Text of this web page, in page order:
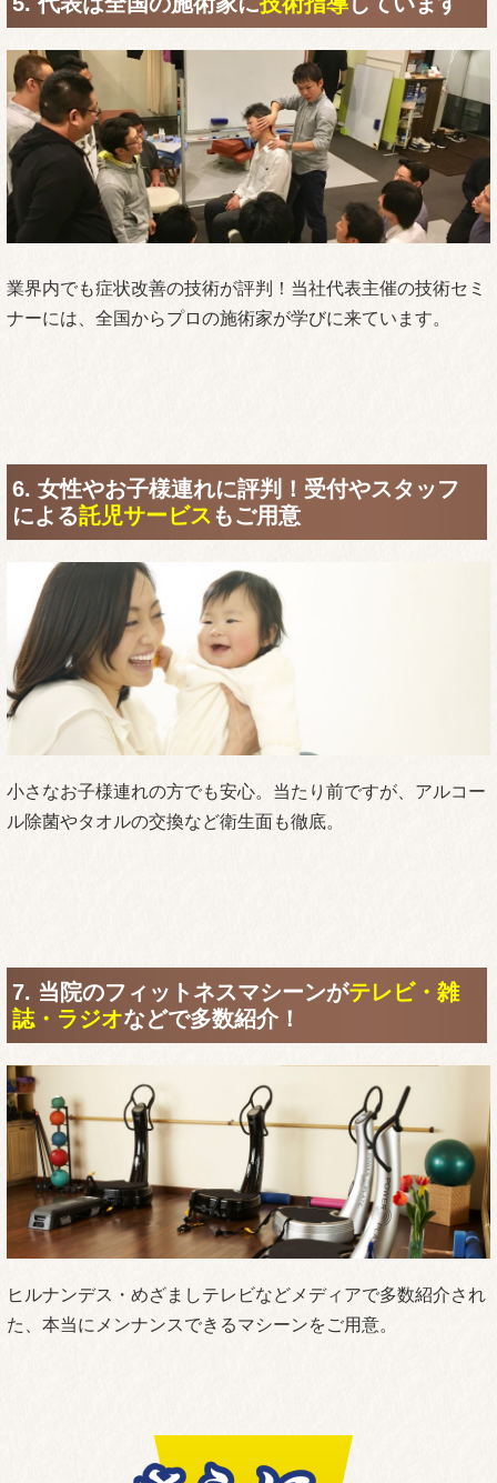
業界内でも症状改善の技術が評判！当社代表主催の技術セミ
ナーには、全国からプロの施術家が学びに来ています。
6. 女性やお子様連れに評判！受付やスタッフ
による託児サービス もご用意
小さなお子様連れの方でも安心。当たり前ですが、アルコー
ル除菌やタオルの交換など衛生面も徹底。
7. 当院のフィットネスマシーンがテレビ・雑
誌・ラジオなどで多数紹介！
ヒルナンデス・めざましテレビなどメディアで多数紹介され
た、本当にメンナンスできるマシーンをご用意。